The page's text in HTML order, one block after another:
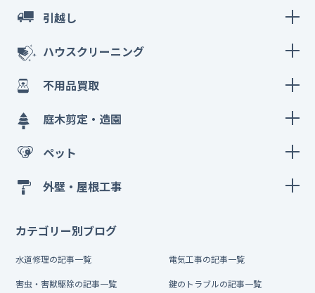
引越し
ハウスクリーニング
不用品買取
庭木剪定・造園
ペット
外壁・屋根工事
カテゴリー別ブログ
水道修理の記事一覧 電気工事の記事一覧
害虫・害獣駆除の記事一覧 鍵のトラブルの記事一覧